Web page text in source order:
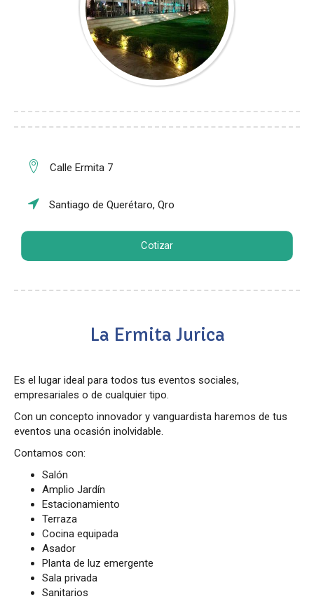
Calle Ermita 7
Santiago de Querétaro, Qro
Cotizar
La Ermita Jurica
Es el lugar ideal para todos tus eventos sociales,
empresariales o de cualquier tipo.
Con un concepto innovador y vanguardista haremos de tus
eventos una ocasión inolvidable.
Contamos con:
Salón
Amplio Jardín
Estacionamiento
Terraza
Cocina equipada
Asador
Planta de luz emergente
Sala privada
Sanitarios